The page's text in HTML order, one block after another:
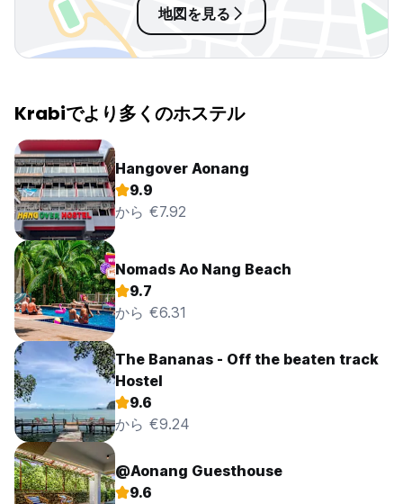
地図を見る
Krabiでより多くのホステル
Hangover Aonang
9.9
から €7.92
Nomads Ao Nang Beach
9.7
から €6.31
The Bananas - Off the beaten track
Hostel
9.6
から €9.24
@Aonang Guesthouse
9.6